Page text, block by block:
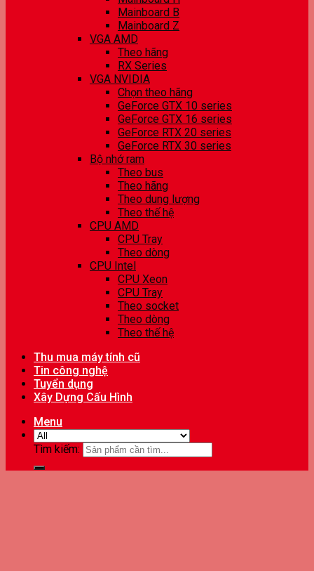
Mainboard B
Mainboard Z
VGA AMD
Theo hãng
RX Series
VGA NVIDIA
Chọn theo hãng
GeForce GTX 10 series
GeForce GTX 16 series
GeForce RTX 20 series
GeForce RTX 30 series
Bộ nhớ ram
Theo bus
Theo hãng
Theo dung lượng
Theo thế hệ
CPU AMD
CPU Tray
Theo dòng
CPU Intel
CPU Xeon
CPU Tray
Theo socket
Theo dòng
Theo thế hệ
Thu mua máy tính cũ
Tin công nghệ
Tuyển dụng
Xây Dựng Cấu Hình
Menu
Tìm kiếm: